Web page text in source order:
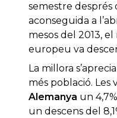
semestre després
aconseguida a
mesos del 2013,
europeu va
La millora
més població. Les
Alemanya un
un descens del